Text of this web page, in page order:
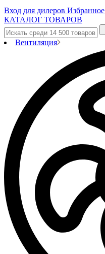
Вход для дилеров Избранное
КАТАЛОГ ТОВАРОВ
Вентиляция